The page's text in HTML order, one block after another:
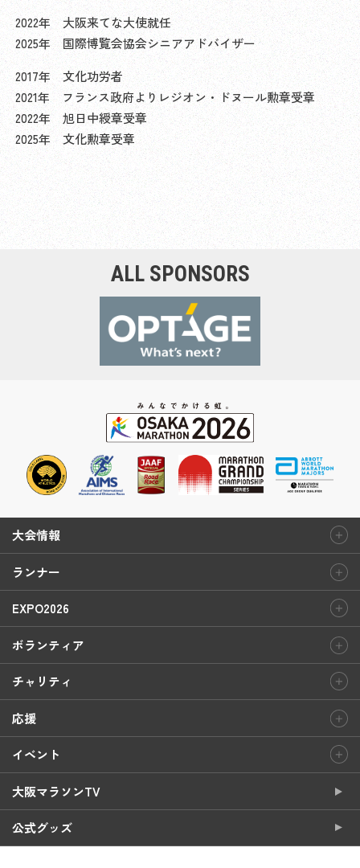
2022年 大阪来てな大使就任
2025年 国際博覧会協会シニアアドバイザー
2017年 文化功労者
2021年 フランス政府よりレジオン・ドヌール勲章受章
2022年 旭日中綬章受章
2025年 文化勲章受章
ALL SPONSORS
大会情報
ランナー
EXPO2026
ボランティア
チャリティ
応援
イベント
大阪マラソンTV
公式グッズ